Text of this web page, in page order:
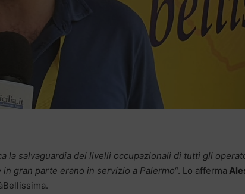
la salvaguardia dei livelli occupazionali di tutti gli
in gran parte erano in servizio a Palermo“. Lo afferma